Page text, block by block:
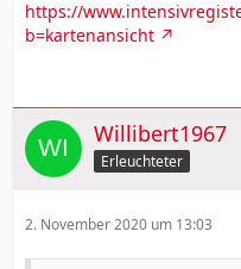
https://
b=kartenansicht
Willibert1967
Erleuchteter
2. November 2020 um 13:03